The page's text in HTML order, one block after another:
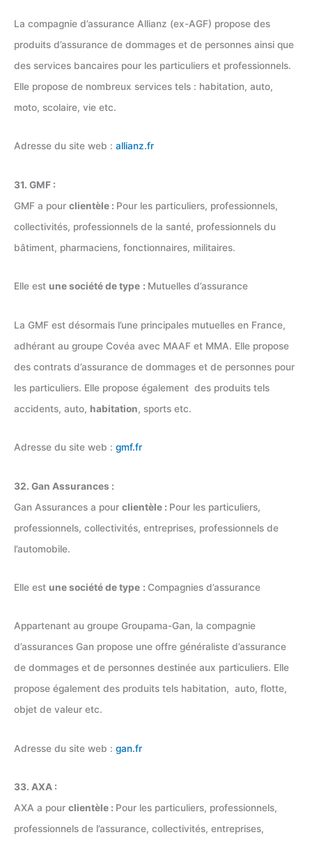
La compagnie d’assurance Allianz (ex-AGF) propose des
produits d’assurance de dommages et de personnes ainsi que
des services bancaires pour les particuliers et professionnels.
Elle propose de nombreux services tels : habitation, auto,
moto, scolaire, vie etc.
Adresse du site web : allianz.fr
31. GMF :
GMF a pour clientèle : Pour les particuliers, professionnels,
collectivités, professionnels de la santé, professionnels du
bâtiment, pharmaciens, fonctionnaires, militaires.
Elle est une société de type : Mutuelles d’assurance
La GMF est désormais l’une principales mutuelles en France,
adhérant au groupe Covéa avec MAAF et MMA. Elle propose
des contrats d’assurance de dommages et de personnes pour
les particuliers. Elle propose également des produits tels
accidents, auto, habitation, sports etc.
Adresse du site web : gmf.fr
32. Gan Assurances :
Gan Assurances a pour clientèle : Pour les particuliers,
professionnels, collectivités, entreprises, professionnels de
l’automobile.
Elle est une société de type : Compagnies d’assurance
Appartenant au groupe Groupama-Gan, la compagnie
d’assurances Gan propose une offre généraliste d’assurance
de dommages et de personnes destinée aux particuliers. Elle
propose également des produits tels habitation, auto, flotte,
objet de valeur etc.
Adresse du site web : gan.fr
33. AXA :
AXA a pour clientèle : Pour les particuliers, professionnels,
professionnels de l’assurance, collectivités, entreprises,